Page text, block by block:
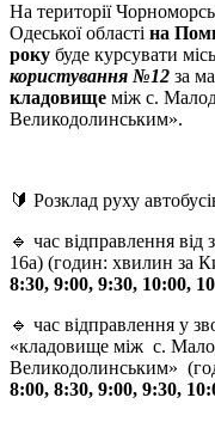
На території
Одеської області на
року буде курсувати
користування №12 за
кладовище між с.
Великодолинським».
🔰 Розклад руху
🔹 час відправлення
16а) (годин: хвилин за
8:30, 9:00, 9:30, 10:00,
🔹 час відправлення у
«кладовище між с.
Великодолинським»
8:00, 8:30, 9:00, 9:30,